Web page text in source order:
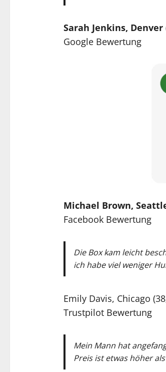
Sarah Jenkins,
Google Bewertung
Michael Brown,
Facebook Bewertung
Die Box kam leicht
ich habe viel weniger
Emily Davis, Chicago
Trustpilot Bewertung
Mein Mann hat
Preis ist etwas höher